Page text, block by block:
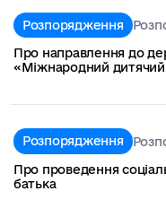
Розпорядження
Про направлення до
«Міжнародний
Розпорядження
Про проведення
батька